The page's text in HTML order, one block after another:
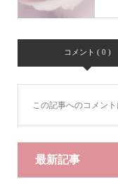
コメント ( 0 )
この記事へのコメント
最新記事